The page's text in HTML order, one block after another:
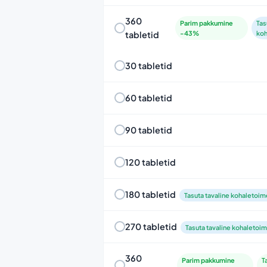
360
tabletid
Parim pakkumine
-43%
30 tabletid
60 tabletid
90 tabletid
120 tabletid
180 tabletid Tasuta tavaline
270 tabletid Tasuta tavaline
360
Parim pakkumine